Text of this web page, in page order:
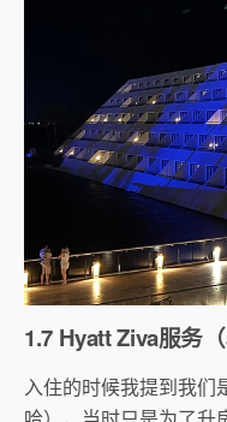
1.7 Hyatt Ziva服务
入住的时候我提到我们